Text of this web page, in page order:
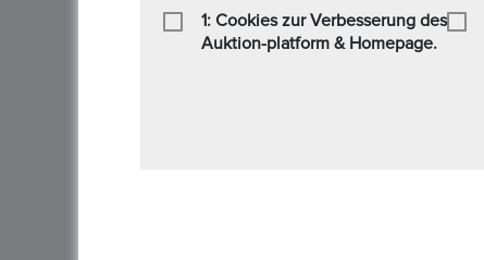
1: Cookies zur Verbesserung des
Auktion-platform & Homepage.